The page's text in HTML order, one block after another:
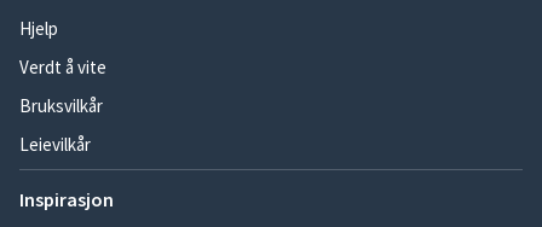
Hjelp
Verdt å vite
Bruksvilkår
Leievilkår
Inspirasjon